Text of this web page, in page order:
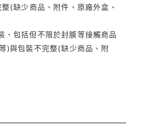
(缺少商品、附件、原廠外盒、
、包括但不限於封膜等接觸商品
)與包裝不完整(缺少商品、附